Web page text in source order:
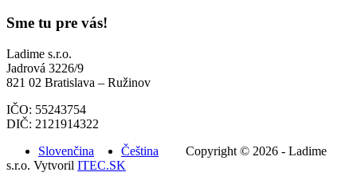
Sme tu pre vás!
Ladime s.r.o.
Jadrová 3226/9
821 02 Bratislava – Ružinov
IČO: 55243754
DIČ: 2121914322
Slovenčina
Čeština
Copyright © 2026 - Ladime
s.r.o. Vytvoril ITEC.SK